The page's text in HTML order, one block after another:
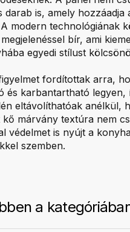
is, amely hozzáadja
modern technológiának
bír, ami
egyedi stílust
fordítottak arra,
és karbantartható legyen,
eltávolíthatóak anélkül,
kő márvány textúra nem
védelmet is nyújt a
szemben.
a